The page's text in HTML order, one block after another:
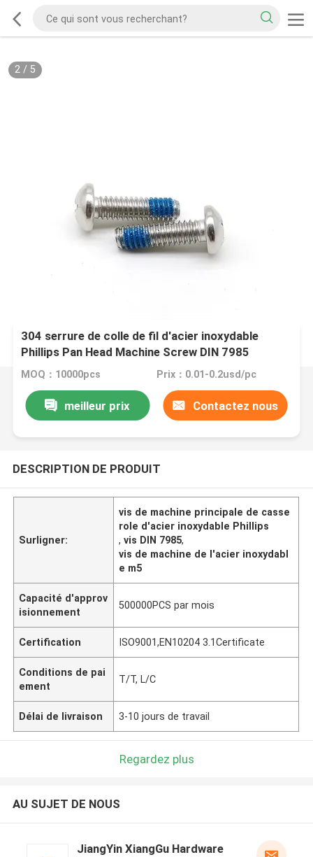
2/ 5
304 serrure de colle de fil d'acier inoxydable
Phillips Pan Head Machine Screw DIN 7985
MOQ：10000pcs Prix：0.01-0.2usd/pc
meilleur prix Contactez nous
DESCRIPTION DE PRODUIT
Surligner:
vis de machine principale de casse
role d'acier inoxydable Phillips
,vis DIN 7985,
vis de machine de l'acier inoxydabl
e m5
Capacité d'approv
isionnement
500000PCS par mois
Certification ISO9001,EN10204 3.1Certificate
Conditions de pai
ement
T/T, L/C
Délai de livraison 3-10 jours de travail
Regardez plus
AU SUJET DE NOUS
JiangYin XiangGu Hardware